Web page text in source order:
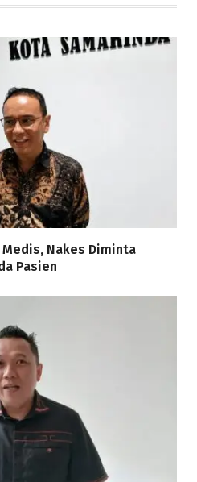
Medis, Nakes Diminta
Pasien